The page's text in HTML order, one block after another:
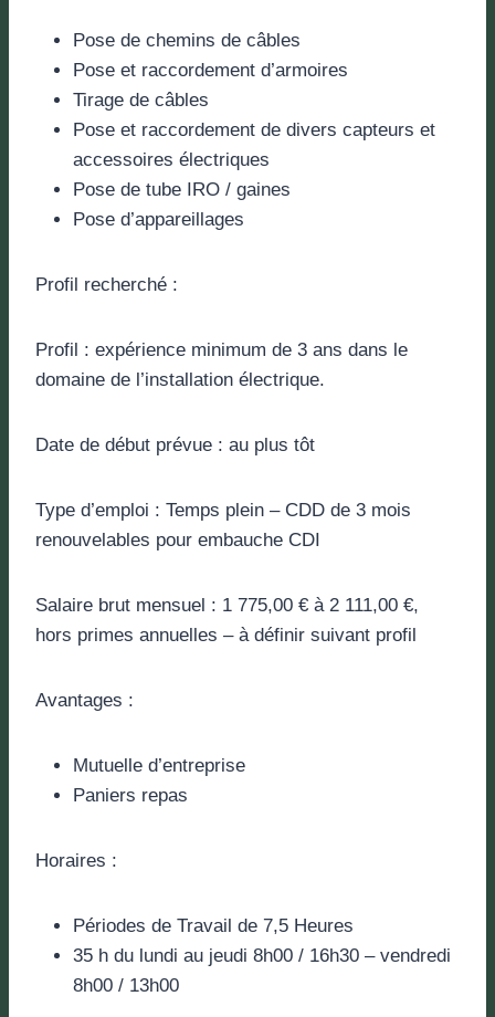
Pose de chemins de câbles
Pose et raccordement d’armoires
Tirage de câbles
Pose et raccordement de divers capteurs et
accessoires électriques
Pose de tube IRO / gaines
Pose d’appareillages
Profil recherché :
Profil : expérience minimum de 3 ans dans le
domaine de l’installation électrique.
Date de début prévue : au plus tôt
Type d’emploi : Temps plein – CDD de 3 mois
renouvelables pour embauche CDI
Salaire brut mensuel : 1 775,00 € à 2 111,00 €,
hors primes annuelles – à définir suivant profil
Avantages :
Mutuelle d’entreprise
Paniers repas
Horaires :
Périodes de Travail de 7,5 Heures
35 h du lundi au jeudi 8h00 / 16h30 – vendredi
8h00 / 13h00